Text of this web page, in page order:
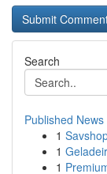
Search
Published News
1
1
1